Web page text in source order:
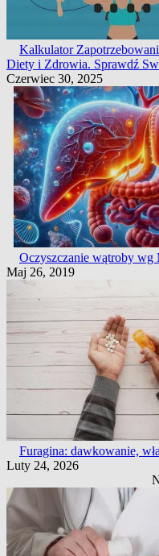
Kalkulator
Diety i Zdrowia. Sprawdź
Czerwiec 30, 2025
Oczyszczanie wątroby wg
Maj 26, 2019
Furagina: dawkowanie,
Luty 24, 2026